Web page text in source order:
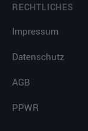
RECHTLICHES
Impressum
Datenschutz
AGB
PPWR